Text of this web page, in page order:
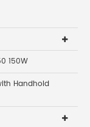
150W
Handhold